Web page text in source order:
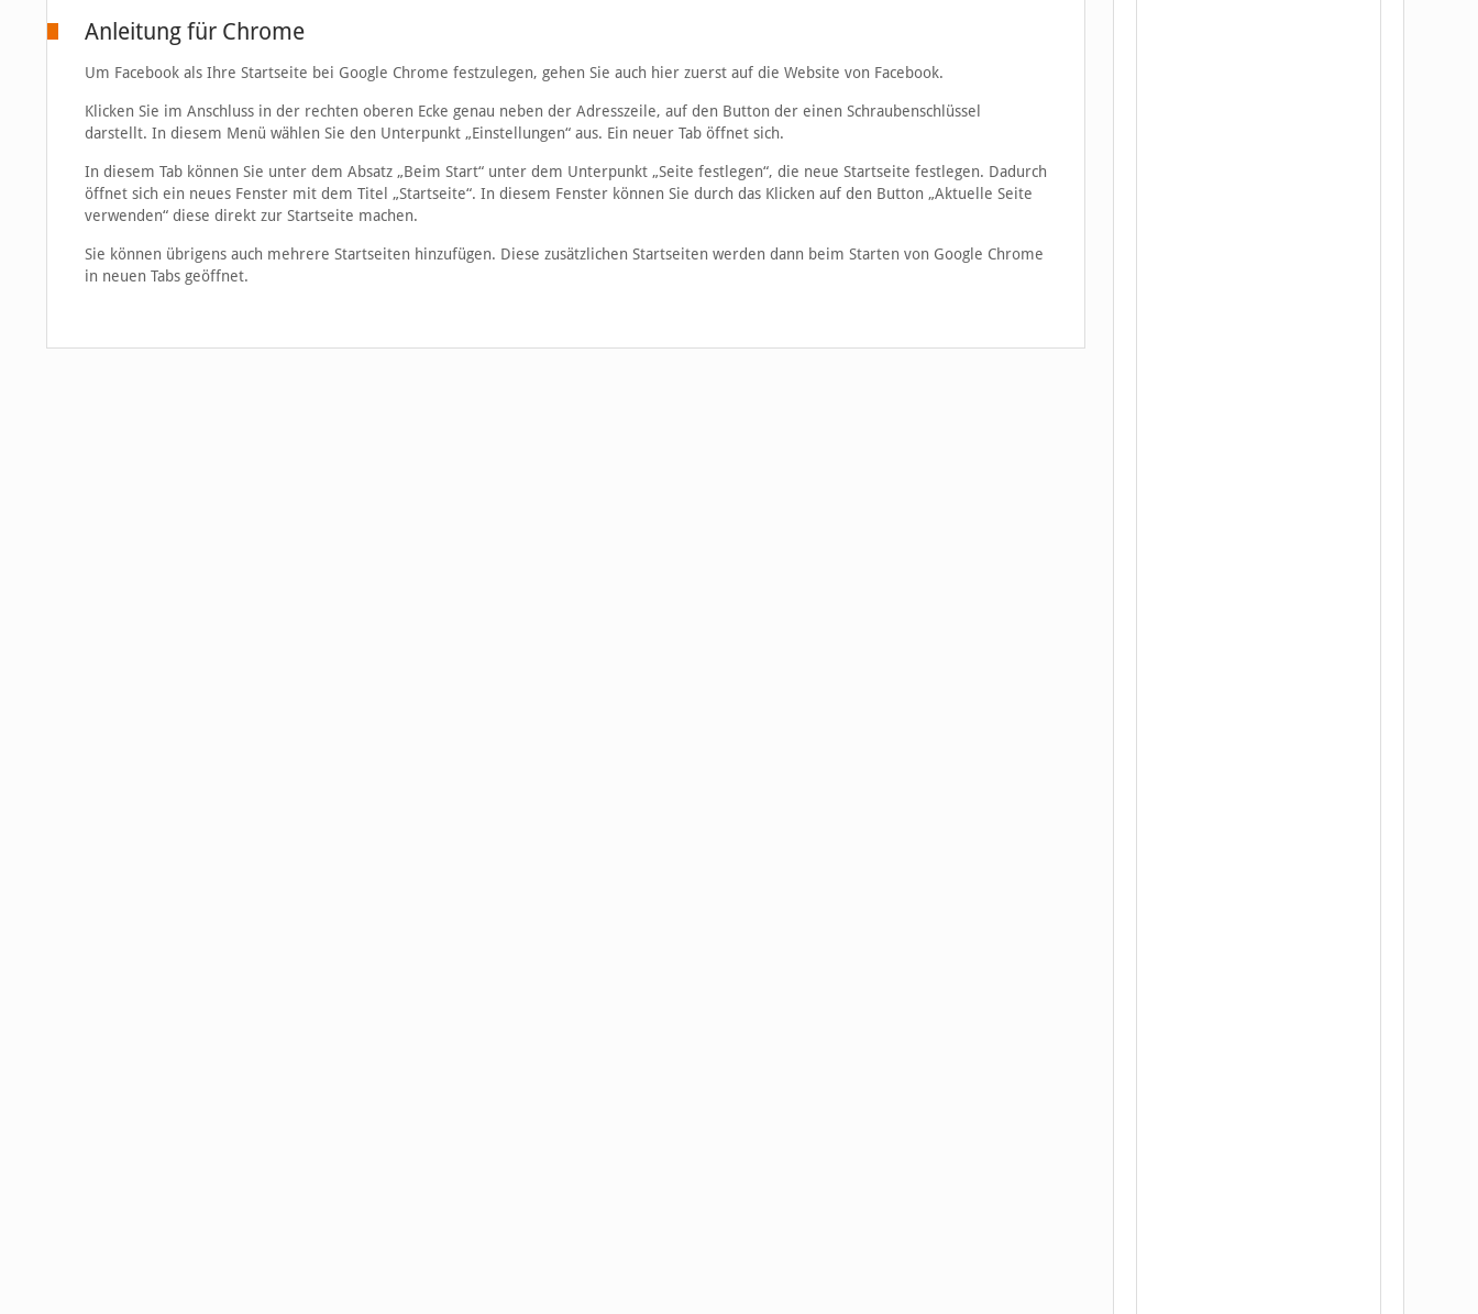
Anleitung für Chrome
Um Facebook als Ihre Startseite bei Google Chrome festzulegen, gehen Sie auch hier zuerst auf die Website von Facebook.
Klicken Sie im Anschluss in der rechten oberen Ecke genau neben der Adresszeile, auf den Button der einen Schraubenschlüssel
darstellt. In diesem Menü wählen Sie den Unterpunkt „Einstellungen“ aus. Ein neuer Tab öffnet sich.
In diesem Tab können Sie unter dem Absatz „Beim Start“ unter dem Unterpunkt „Seite festlegen“, die neue Startseite festlegen. Dadurch
öffnet sich ein neues Fenster mit dem Titel „Startseite“. In diesem Fenster können Sie durch das Klicken auf den Button „Aktuelle Seite
verwenden“ diese direkt zur Startseite machen.
Sie können übrigens auch mehrere Startseiten hinzufügen. Diese zusätzlichen Startseiten werden dann beim Starten von Google Chrome
in neuen Tabs geöffnet.